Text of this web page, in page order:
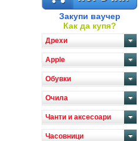
Закупи ваучер
Как да купя?
Дрехи
Apple
Обувки
Очила
Чанти и аксесоари
Часовници